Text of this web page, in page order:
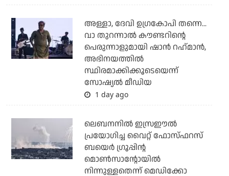
അള്ളാ, ദേവി ഉഗ്രകോപി തന്നെ...
വാ തുറന്നാല്‍ കൗണ്ടറിന്റെ
പെരുന്നാളുമായി ഷാന്‍ റഹ്‌മാന്‍,
അഭിനയത്തില്‍
സ്ഥിരമാക്കിക്കൂടെയെന്ന്
സോഷ്യല്‍ മീഡിയ
1 day ago
ലെബനനില്‍ ഇസ്രഈല്‍
പ്രയോഗിച്ച വൈറ്റ് ഫോസ്ഫറസ്
ബയെര്‍ ഗ്രൂപ്പിന്റ
മൊണ്‍സാന്റോയില്‍
നിന്നുള്ളതെന്ന് മെഡിക്കോ